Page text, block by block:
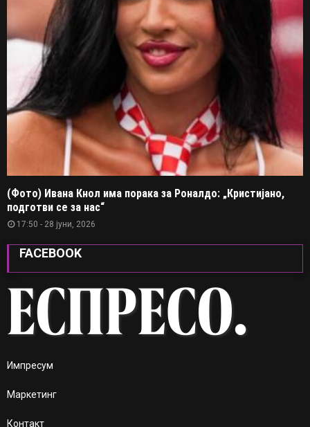
(Фото) Ивана Кнол има порака за Роналдо: „Кристијано,
подготви се за нас“
17:50 - 28 јуни, 2026
FACEBOOK
Импресум
Маркетинг
Контакт